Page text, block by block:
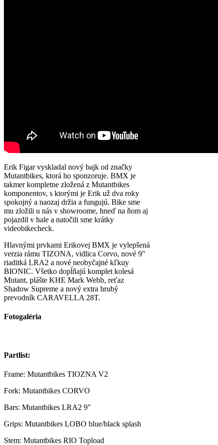
Erik Figar vyskladal nový bajk od značky
Mutantbikes, ktorá ho sponzoruje. BMX je
takmer kompletne zložená z Mutantbikes
komponentov, s ktorými je Erik už dva roky
spokojný a naozaj držia a fungujú. Bike sme
mu zložili u nás v showroome, hneď na ňom aj
pojazdil v hale a natočili sme krátky
videobikecheck.
Hlavnými prvkami Erikovej BMX je vylepšená
verzia rámu TIZONA, vidlica Corvo, nové 9″
riaditká LRA2 a nové neobyčajné kľkuy
BIONIC. Všetko dopĺňajú komplet kolesá
Mutant, plášte KHE Mark Webb, reťaz
Shadow Supreme a nový extra hrubý
prevodník CARAVELLA 28T.
Fotogaléria
Partlist:
Frame: Mutantbikes TIOZNA V2
Fork: Mutantbikes CORVO
Bars: Mutantbikes LRA2 9″
Grips: Mutantbikes LOBO blue/black splash
Stem: Mutantbikes RIO Topload